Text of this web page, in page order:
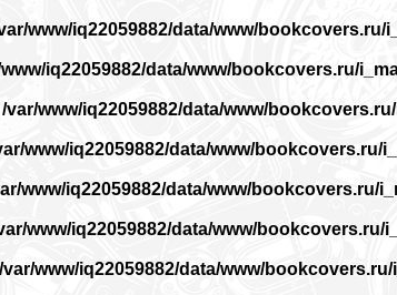
www/iq22059882/data/www/bookcovers.ru/
iq22059882/data/www/bookcovers.ru/
/var/www/iq22059882/data/www/
www/iq22059882/data/www/bookcovers.ru/
www/iq22059882/data/www/bookcovers.ru/
www/iq22059882/data/www/bookcovers.ru/
/var/www/iq22059882/data/www/